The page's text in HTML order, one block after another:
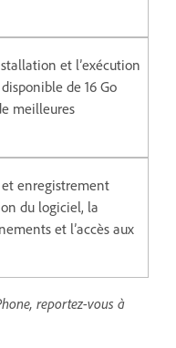
et l’exécution
de 16 Go
meilleures
enregistrement
du logiciel, la
et l’accès aux
reportez-vous à